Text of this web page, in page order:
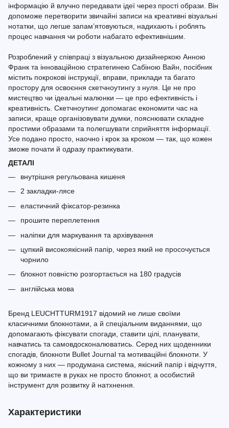
інформацію й влучно передавати ідеї через прості образи. Він
допоможе перетворити звичайні записи на креативні візуальні
нотатки, що легше запам’ятовуються, надихають і роблять
процес навчання чи роботи набагато ефективнішим.
Розроблений у співпраці з візуальною дизайнеркою Анною
Франк та інноваційною стратегинею Сабіною Вайн, посібник
містить покрокові інструкції, вправи, приклади та багато
простору для освоєння скетчноутингу з нуля. Це не про
мистецтво чи ідеальні малюнки — це про ефективність і
креативність. Скетчноутинг допомагає економити час на
записи, краще організовувати думки, пояснювати складне
простими образами та полегшувати сприйняття інформації.
Усе подано просто, наочно і крок за кроком — так, що кожен
зможе почати й одразу практикувати.
ДЕТАЛІ
внутрішня регульована кишеня
2 закладки-лясе
еластичний фіксатор-резинка
прошите переплетення
наліпки для маркування та архівування
цупкий високоякісний папір, через який не просочується
чорнило
блокнот повністю розгортається на 180 градусів
англійська мова
Бренд LEUCHTTURM1917 відомий не лише своїми
класичними блокнотами, а й спеціальним виданнями, що
допомагають фіксувати спогади, ставити цілі, планувати,
навчатись та самовдосконалюватись. Серед них щоденники
спогадів, блокноти Bullet Journal та мотиваційні блокноти. У
кожному з них — продумана система, якісний папір і відчуття,
що ви тримаєте в руках не просто блокнот, а особистий
інструмент для розвитку й натхнення.
Характеристики